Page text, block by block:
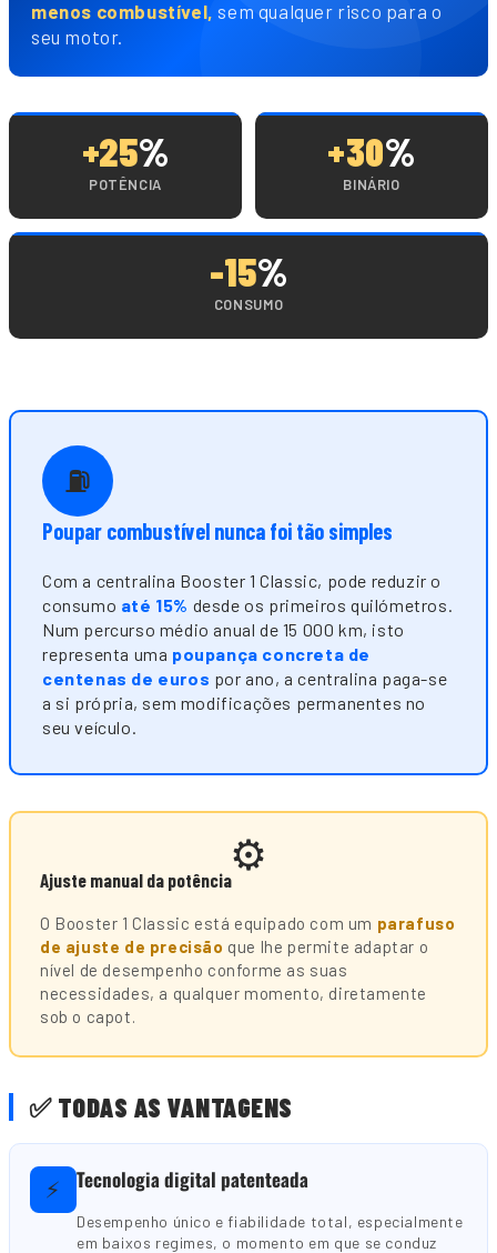
menos combustível, sem qualquer risco para o
seu motor.
+25%
POTÊNCIA
+30%
BINÁRIO
-15%
CONSUMO
⛽
Poupar combustível nunca foi tão simples
Com a centralina Booster 1 Classic, pode reduzir o
consumo até 15% desde os primeiros quilómetros.
Num percurso médio anual de 15 000 km, isto
representa uma poupança concreta de
centenas de euros por ano, a centralina paga-se
a si própria, sem modificações permanentes no
seu veículo.
⚙️
Ajuste manual da potência
O Booster 1 Classic está equipado com um parafuso
de ajuste de precisão que lhe permite adaptar o
nível de desempenho conforme as suas
necessidades, a qualquer momento, diretamente
sob o capot.
✅ TODAS AS VANTAGENS
⚡ Tecnologia digital patenteada
Desempenho único e fiabilidade total, especialmente
em baixos regimes, o momento em que se conduz